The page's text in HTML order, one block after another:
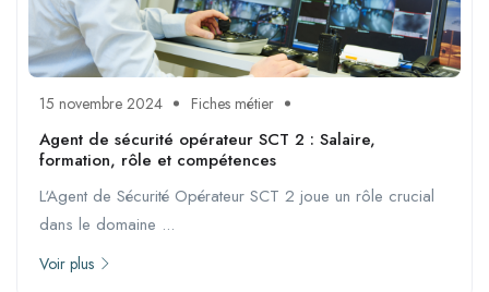
15 novembre 2024 Fiches métier
Agent de sécurité opérateur SCT 2 : Salaire,
formation, rôle et compétences
L‘Agent de Sécurité Opérateur SCT 2 joue un rôle crucial
dans le domaine ...
Voir plus